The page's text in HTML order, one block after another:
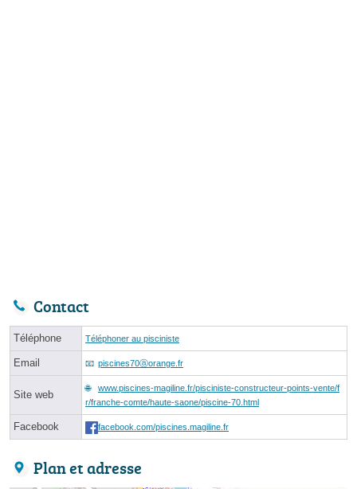
Contact
Téléphone Téléphoner au pisciniste
Email piscines70ⓐorange.fr
Site web
www.piscines-magiline.fr/pisciniste-constructeur-points-vente/f
r/franche-comte/haute-saone/piscine-70.html
Facebook facebook.com/piscines.magiline.fr
Plan et adresse